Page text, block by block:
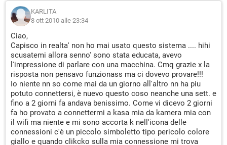
KARLITA
8 ott 2010 alle 23:34
Ciao,
Capisco in realta' non ho mai usato questo sistema .... hihi
scusatemi allora senno' sono stata educata, avevo
l'impressione di parlare con una macchina. Cmq grazie x la
risposta non pensavo funzionass ma ci dovevo provare!!!
Io niente nn so come mai da un giorno all'altro nn ha piu
potuto connettersi, è nuevo questo coso neanche una sett. e
fino a 2 giorni fa andava benissimo. Come vi dicevo 2 giorni
fa ho provato a connettermi a kasa mia da kamera mia con
il wifi ma niente e mi sono accorta k nell'icona delle
connessioni c'è un piccolo simboletto tipo pericolo colore
giallo e quando clikcko sulla mia connessione mi trova